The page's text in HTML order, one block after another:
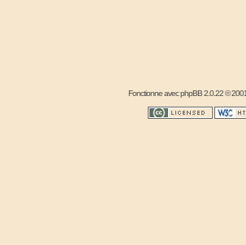
Fonctionne avecphpBB2.0.22 ©